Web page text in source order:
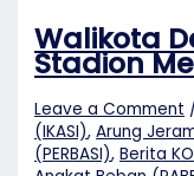
Walikota
Stadion
Leave a Comment
(IKASI),Arung
(PERBASI),Berita